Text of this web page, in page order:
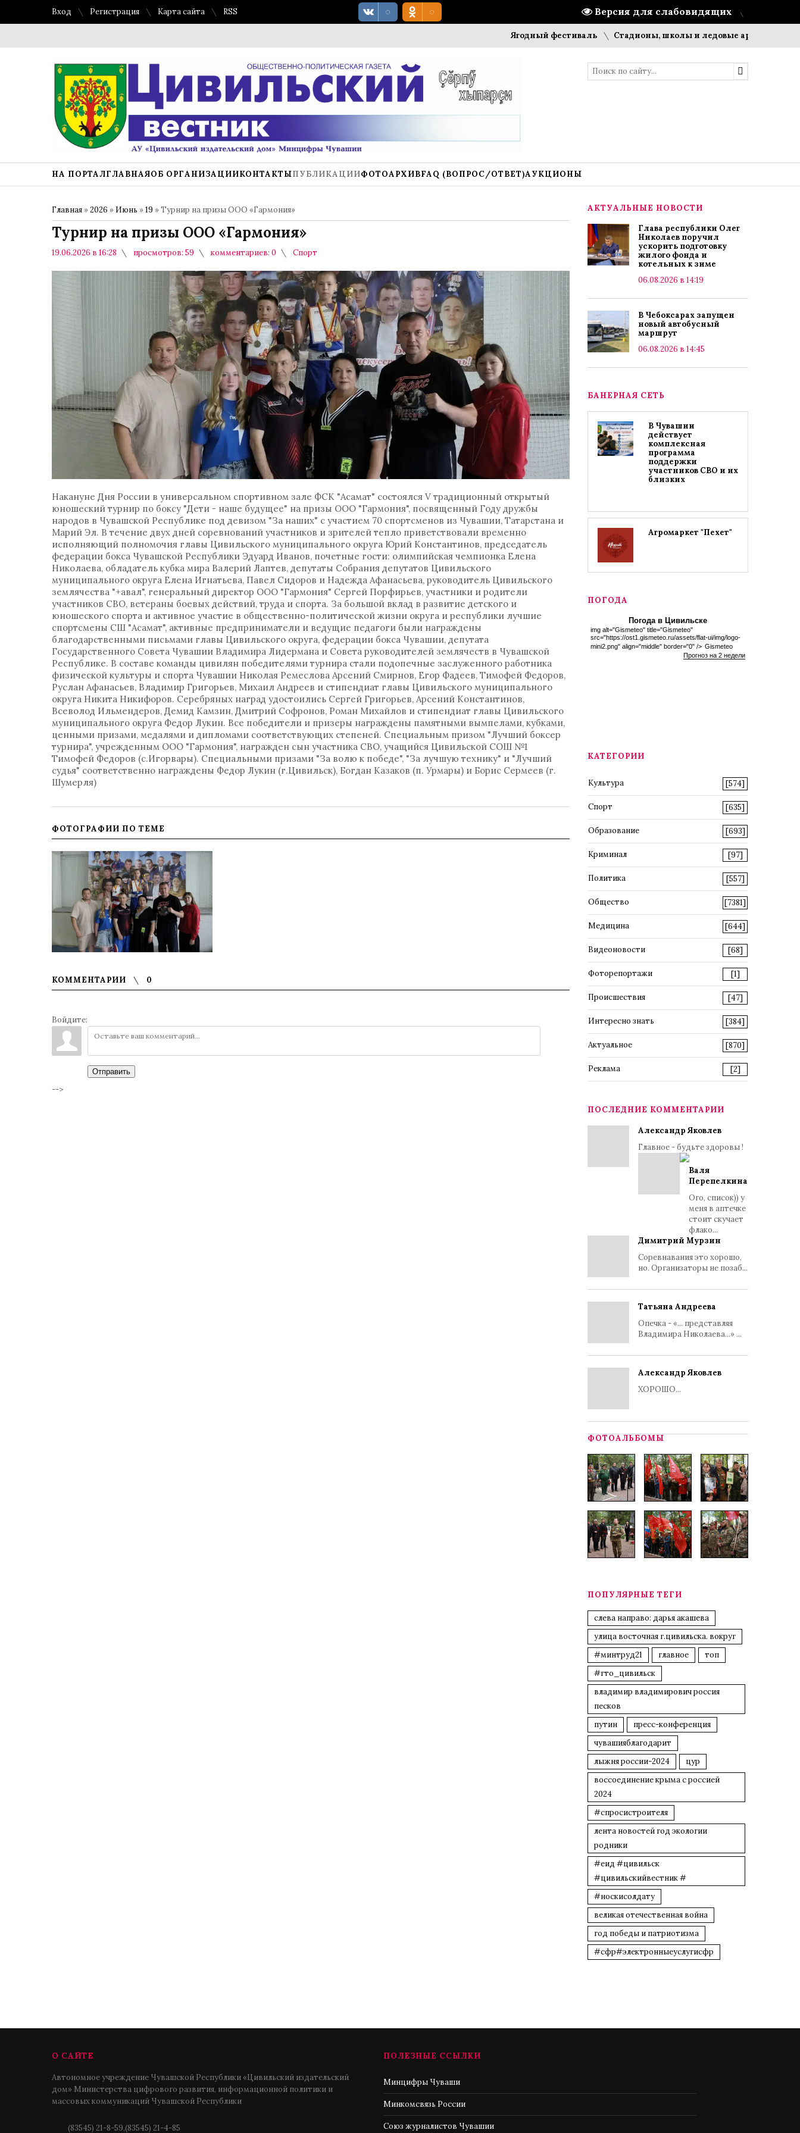
Версия для слабовидящих
Вход Регистрация Карта сайта RSS
Ягодный фестиваль Стадионы, школы и ледовые арены: что строит
НА ПОРТАЛГЛАВНАЯОБ ОРГАНИЗАЦИИКОНТАКТЫПУБЛИКАЦИИФОТОАРХИВFAQ (ВОПРОС/ОТВЕТ)АУКЦИОНЫ
Главная »2026 » Июнь »19 » Турнир на призы ООО «Гармония»
Турнир на призы ООО «Гармония»
19.06.2026 в 16:28 просмотров: 59 комментариев: 0 Спорт
Накануне Дня России в универсальном спортивном зале ФСК "Асамат" состоялся V традиционный открытый
юношеский турнир по боксу "Дети - наше будущее" на призы ООО "Гармония", посвященный Году дружбы
народов в Чувашской Республике под девизом "За наших" с участием 70 спортсменов из Чувашии, Татарстана и
Марий Эл. В течение двух дней соревнований участников и зрителей тепло приветствовали временно
исполняющий полномочия главы Цивильского муниципального округа Юрий Константинов, председатель
федерации бокса Чувашской Республики Эдуард Иванов, почетные гости: олимпийская чемпионка Елена
Николаева, обладатель кубка мира Валерий Лаптев, депутаты Собрания депутатов Цивильского
муниципального округа Елена Игнатьева, Павел Сидоров и Надежда Афанасьева, руководитель Цивильского
землячества "+авал", генеральный директор ООО "Гармония" Сергей Порфирьев, участники и родители
участников СВО, ветераны боевых действий, труда и спорта. За большой вклад в развитие детского и
юношеского спорта и активное участие в общественно-политической жизни округа и республики лучшие
спортсмены СШ "Асамат", активные предприниматели и ведущие педагоги были награждены
благодарственными письмами главы Цивильского округа, федерации бокса Чувашии, депутата
Государственного Совета Чувашии Владимира Лидермана и Совета руководителей землячеств в Чувашской
Республике. В составе команды цивилян победителями турнира стали подопечные заслуженного работника
физической культуры и спорта Чувашии Николая Ремеслова Арсений Смирнов, Егор Фадеев, Тимофей Федоров,
Руслан Афанасьев, Владимир Григорьев, Михаил Андреев и стипендиат главы Цивильского муниципального
округа Никита Никифоров. Серебряных наград удостоились Сергей Григорьев, Арсений Константинов,
Всеволод Ильмендеров, Демид Камзин, Дмитрий Софронов, Роман Михайлов и стипендиат главы Цивильского
муниципального округа Федор Лукин. Все победители и призеры награждены памятными вымпелами, кубками,
ценными призами, медалями и дипломами соответствующих степеней. Специальным призом "Лучший боксер
турнира", учрежденным ООО "Гармония", награжден сын участника СВО, учащийся Цивильской СОШ №1
Тимофей Федоров (с.Игорвары). Специальными призами "За волю к победе", "За лучшую технику" и "Лучший
судья" соответственно награждены Федор Лукин (г.Цивильск), Богдан Казаков (п. Урмары) и Борис Сермеев (г.
Шумерля)
ФОТОГРАФИИ ПО ТЕМЕ
КОММЕНТАРИИ 0
Войдите:
Отправить
-->
АКТУАЛЬНЫЕ НОВОСТИ
Глава республики Олег
Николаев поручил
ускорить подготовку
жилого фонда и
котельных к зиме
06.08.2026 в 14:19
В Чебоксарах запущен
новый автобусный
маршрут
06.08.2026 в 14:45
БАНЕРНАЯ СЕТЬ
В Чувашии
действует
комплексная
программа
поддержки
участников СВО и их
близких
Агромаркет "Пехет"
ПОГОДА
Погода в Цивильске
img alt="Gismeteo" title="Gismeteo"
src="https://ost1.gismeteo.ru/assets/flat-ui/img/logo-
mini2.png" align="middle" border="0" /> Gismeteo
Прогноз на 2 недели
КАТЕГОРИИ
Культура [574]
Спорт [635]
Образование [693]
Криминал [97]
Политика [557]
Общество [7381]
Медицина [644]
Видеоновости [68]
Фоторепортажи [1]
Происшествия [47]
Интересно знать [384]
Актуальное [870]
Реклама [2]
ПОСЛЕДНИЕ КОММЕНТАРИИ
Александр Яковлев
Главное - будьте здоровы !
Валя
Перепелкина
Ого, список)) у
меня в аптечке
стоит скучает
флако...
Димитрий Мурзин
Соревнавания это хорошо,
но. Организаторы не позаб...
Татьяна Андреева
Опечка - «... представляя
Владимира Николаева...» ...
Александр Яковлев
ХОРОШО...
ФОТОАЛЬБОМЫ
ПОПУЛЯРНЫЕ ТЕГИ
слева направо: дарья акашева
улица восточная г.цивильска. вокруг
#минтруд21
главное
топ
#гто_цивильск
владимир владимирович россия
песков
путин
пресс-конференция
чувашияблагодарит
лыжня россии-2024
цур
воссоединение крыма с россией
2024
#спросистроителя
лента новостей год экологии
родники
#еид #цивильск
#цивильскийвестник #
#носкисолдату
великая отечественная война
год победы и патриотизма
#сфр#электронныеуслугисфр
О САЙТЕ
Автономное учреждение Чувашской Республики «Цивильский издательский
дом» Министерства цифрового развития, информационной политики и
массовых коммуникаций Чувашской Республики
(83545) 21-8-59,(83545) 21-4-85
ПОЛЕЗНЫЕ ССЫЛКИ
Минцифры Чуваши
Минкомсвязь России
Союз журналистов Чувашии